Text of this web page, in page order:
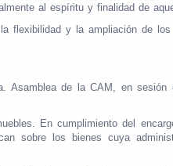
al espíritu y finalidad de
flexibilidad y la ampliación de
de la CAM, en sesión
En cumplimiento del
sobre los bienes cuya